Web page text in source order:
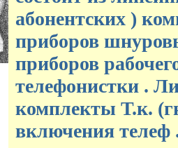
абонентских )
приборов
приборов
телефонистки .
комплекты Т.к.
включения